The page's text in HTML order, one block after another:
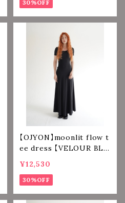
30%OFF
【OJYON】moonlit flow t
ee dress 【VELOUR BLA
¥12,530
30%OFF